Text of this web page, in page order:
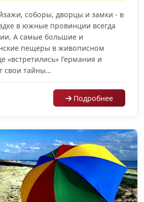
соборы, дворцы и замки - в
в южные провинции всегда
А самые большие и
пещеры в живописном
«встретились» Германия и
свои тайны…
Подробнее